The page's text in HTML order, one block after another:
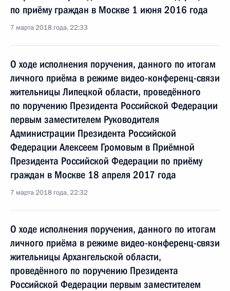
по приёму граждан в Москве 1 июня 2016 года
7 марта 2018 года, 22:33
О ходе исполнения поручения, данного по итогам
личного приёма в режиме видео-конференц-связи
жительницы Липецкой области, проведённого
по поручению Президента Российской Федерации
первым заместителем Руководителя
Администрации Президента Российской
Федерации Алексеем Громовым в Приёмной
Президента Российской Федерации по приёму
граждан в Москве 18 апреля 2017 года
7 марта 2018 года, 22:32
О ходе исполнения поручения, данного по итогам
личного приёма в режиме видео-конференц-связи
жительницы Архангельской области,
проведённого по поручению Президента
Российской Федерации первым заместителем